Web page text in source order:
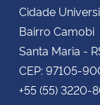
Cidade
Bairro Camobi
Santa Maria -
CEP: 97105-
+55 (55) 3220-